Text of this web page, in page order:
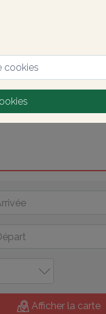
cookies
Afficher la carte